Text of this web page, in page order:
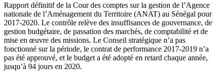
Rapport définitif de la Cour des comptes sur la gestion de l’Agence
nationale de l’Aménagement du Territoire (ANAT) au Sénégal pour
2017-2020. Le contrôle relève des insuffisances de gouvernance, de
gestion budgétaire, de passation des marchés, de comptabilité et de
mise en œuvre des missions. Le Conseil stratégique n’a pas
fonctionné sur la période, le contrat de performance 2017-2019 n’a
pas été approuvé, et le budget a été adopté en retard chaque année,
jusqu’à 94 jours en 2020.